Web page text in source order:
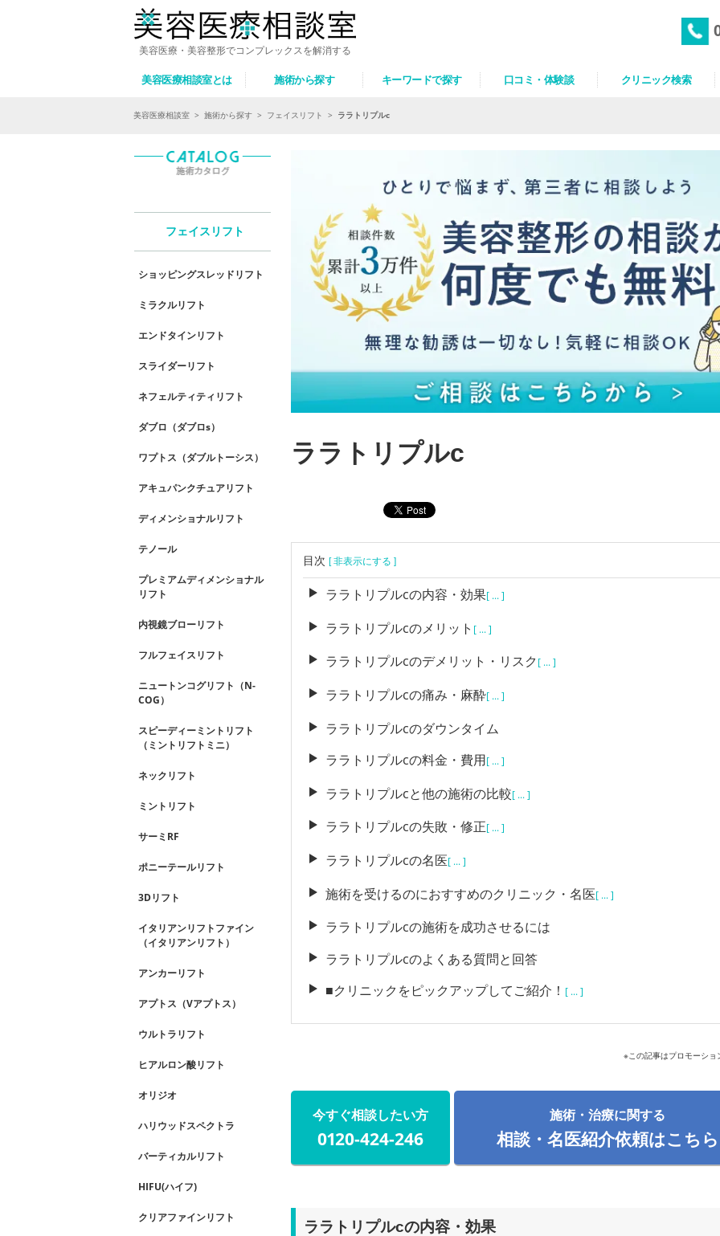
美容医療・美容整形でコンプレックスを解消する
美容医療相談室とは 施術から探す キーワードで探す 口コミ・体験談 クリニック検索
美容医療相談室 > 施術から探す > フェイスリフト > ララトリプルc
ララトリプルc
目次 [ 非表示にする ]
ララトリプルcの内容・効果[ ... ]
ララトリプルcのメリット [ ... ]
ララトリプルcのデメリット・リスク [ ... ]
ララトリプルcの痛み・麻酔[ ... ]
ララトリプルcのダウンタイム
ララトリプルcの料金・費用[ ... ]
ララトリプルcと他の施術の比較[ ... ]
ララトリプルcの失敗・修正[ ... ]
ララトリプルcの名医[ ... ]
施術を受けるのにおすすめのクリニック・名医[ ... ]
ララトリプルcの施術を成功させるには
ララトリプルcのよくある質問と回答
■クリニックをピックアップしてご紹介！ [ ... ]
※この記事はプロモーショ
今すぐ相談したい方
0120-424-246
施術・治療に関する
相談・名医紹介依頼はこちら
ララトリプルcの内容・効果
フェイスリフト
ショッピングスレッドリフト
ミラクルリフト
エンドタインリフト
スライダーリフト
ネフェルティティリフト
ダブロ（ダブロs）
ワプトス（ダブルトーシス）
アキュパンクチュアリフト
ディメンショナルリフト
テノール
プレミアムディメンショナル
リフト
内視鏡ブローリフト
フルフェイスリフト
ニュートンコグリフト（N-
COG）
スピーディーミントリフト
（ミントリフトミニ）
ネックリフト
ミントリフト
サーミRF
ポニーテールリフト
3Dリフト
イタリアンリフトファイン
（イタリアンリフト）
アンカーリフト
アプトス（Vアプトス）
ウルトラリフト
ヒアルロン酸リフト
オリジオ
ハリウッドスペクトラ
バーティカルリフト
HIFU(ハイフ)
クリアファインリフト